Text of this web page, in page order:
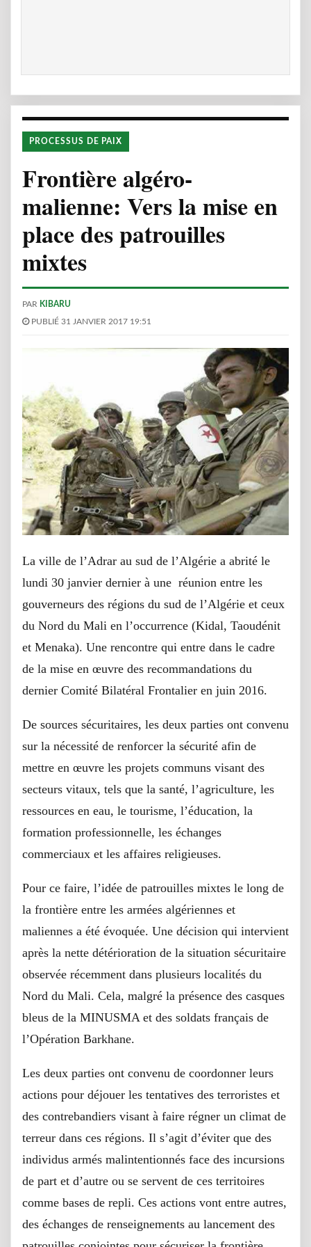
PROCESSUS DE PAIX
Frontière algéro-
malienne: Vers la mise en
place des patrouilles
mixtes
PAR KIBARU
PUBLIÉ 31 JANVIER 2017 19:51
La ville de l’Adrar au sud de l’Algérie a abrité le
lundi 30 janvier dernier à une réunion entre les
gouverneurs des régions du sud de l’Algérie et ceux
du Nord du Mali en l’occurrence (Kidal, Taoudénit
et Menaka). Une rencontre qui entre dans le cadre
de la mise en œuvre des recommandations du
dernier Comité Bilatéral Frontalier en juin 2016.
De sources sécuritaires, les deux parties ont convenu
sur la nécessité de renforcer la sécurité afin de
mettre en œuvre les projets communs visant des
secteurs vitaux, tels que la santé, l’agriculture, les
ressources en eau, le tourisme, l’éducation, la
formation professionnelle, les échanges
commerciaux et les affaires religieuses.
Pour ce faire, l’idée de patrouilles mixtes le long de
la frontière entre les armées algériennes et
maliennes a été évoquée. Une décision qui intervient
après la nette détérioration de la situation sécuritaire
observée récemment dans plusieurs localités du
Nord du Mali. Cela, malgré la présence des casques
bleus de la MINUSMA et des soldats français de
l’Opération Barkhane.
Les deux parties ont convenu de coordonner leurs
actions pour déjouer les tentatives des terroristes et
des contrebandiers visant à faire régner un climat de
terreur dans ces régions. Il s’agit d’éviter que des
individus armés malintentionnés face des incursions
de part et d’autre ou se servent de ces territoires
comme bases de repli. Ces actions vont entre autres,
des échanges de renseignements au lancement des